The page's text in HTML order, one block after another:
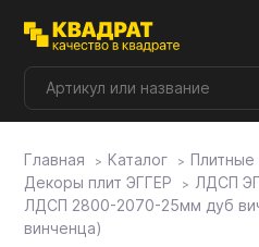
Плитные материалы
Фурнитура
Главная Каталог
Декоры плит ЭГГЕР
ЛДСП
ЛДСП 2800-2070-25мм дуб
винченца)